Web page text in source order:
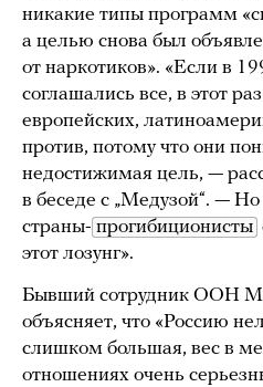
никакие типы программ
а целью снова был
от наркотиков». «Если в
соглашались все, в этот
европейских,
против, потому что они
недостижимая цель, —
в беседе с „Медузой“. — Но
страны- прогибиционисты
этот лозунг».
Бывший сотрудник ООН
объясняет, что «Россию
слишком большая, вес в
отношениях очень